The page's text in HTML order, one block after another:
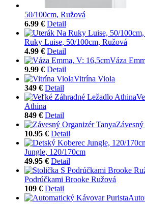
50/100cm, Ružová
6.99 € Detail
Ruky Luise, 50/100cm, Ružová
4.99 € Detail
Váza
9.99 € Detail
Vitrína Viola
349 € Detail
Athina
849 € Detail
10.95 € Detail
Jungle, 120/170cm
49.95 € Detail
Podrúčkami Brooke Ružová
109 € Detail